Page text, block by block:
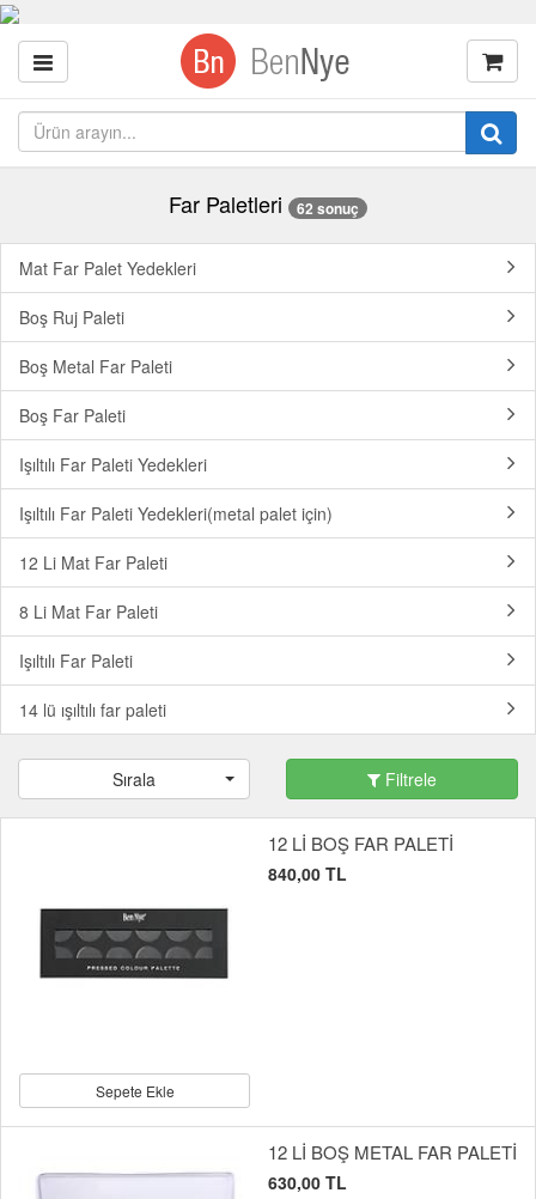
Far Paletleri 62 sonuç
Mat Far Palet Yedekleri
Boş Ruj Paleti
Boş Metal Far Paleti
Boş Far Paleti
Işıltılı Far Paleti Yedekleri
Işıltılı Far Paleti Yedekleri(metal palet için)
12 Li Mat Far Paleti
8 Li Mat Far Paleti
Işıltılı Far Paleti
14 lü ışıltılı far paleti
Sırala Filtrele
Sepete Ekle
12 Lİ BOŞ FAR PALETİ
840,00 TL
12 Lİ BOŞ METAL FAR PALETİ
630,00 TL